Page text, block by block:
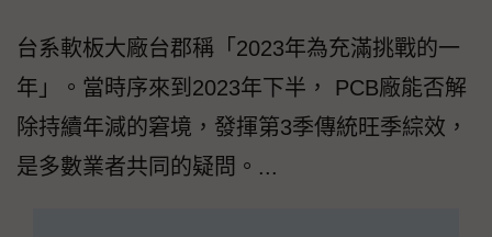
台系軟板大廠台郡稱「2023年為充滿挑戰的一
年」。當時序來到2023年下半， PCB廠能否解
除持續年減的窘境，發揮第3季傳統旺季綜效，
是多數業者共同的疑問。...